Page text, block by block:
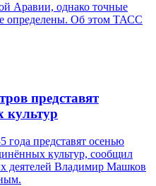
Аравии, однако точные
определены. Об этом ТАСС
представят
культур
года представят осенью
культур, сообщил
деятелей Владимир Машков